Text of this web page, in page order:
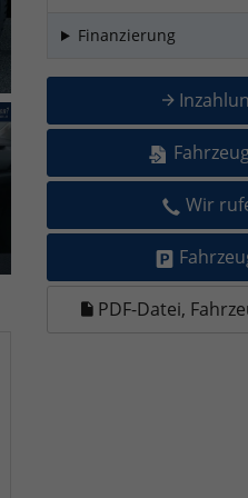
Finanzierung
Wir
PDF-Datei,